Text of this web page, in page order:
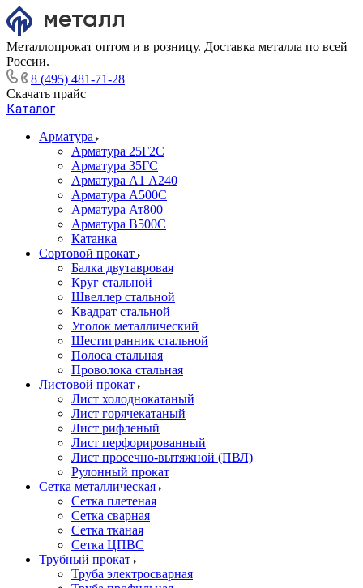
Металлопрокат оптом и в розницу. Доставка металла по всей
России.
8 (495) 481-71-28
Скачать прайс
Каталог
Арматура
Арматура 25Г2С
Арматура 35ГС
Арматура А1 А240
Арматура А500С
Арматура Ат800
Арматура В500С
Катанка
Сортовой прокат
Балка двутавровая
Круг стальной
Швеллер стальной
Квадрат стальной
Уголок металлический
Шестигранник стальной
Полоса стальная
Проволока стальная
Листовой прокат
Лист холоднокатаный
Лист горячекатаный
Лист рифленый
Лист перфорированный
Лист просечно-вытяжной (ПВЛ)
Рулонный прокат
Сетка металлическая
Сетка плетеная
Сетка сварная
Сетка тканая
Сетка ЦПВС
Трубный прокат
Труба электросварная